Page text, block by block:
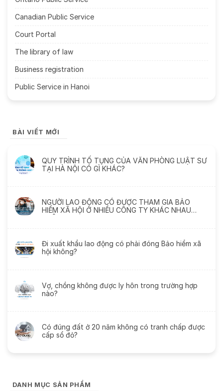
Canadian Public Service
Court Portal
The library of law
Business registration
Public Service in Hanoi
BÀI VIẾT MỚI
QUY TRÌNH TỐ TỤNG CỦA VĂN PHÒNG LUẬT SƯ
TẠI HÀ NỘI CÓ GÌ KHÁC?
NGƯỜI LAO ĐỘNG CÓ ĐƯỢC THAM GIA BẢO
HIỂM XÃ HỘI Ở NHIỀU CÔNG TY KHÁC NHAU
Đi xuất khẩu lao động có phải đóng Bảo hiểm xã
hội không?
Vợ, chồng không được ly hôn trong trường hợp
nào?
Có đúng đất ở 20 năm không có tranh chấp được
cấp sổ đỏ?
DANH MỤC SẢN PHẨM